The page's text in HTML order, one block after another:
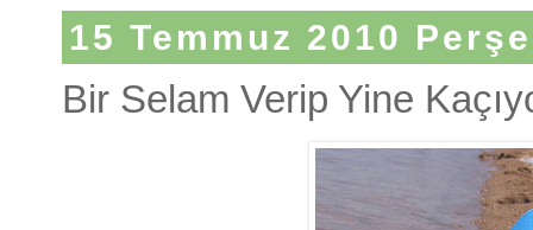
15 Temmuz 2010
Bir Selam Verip Yine